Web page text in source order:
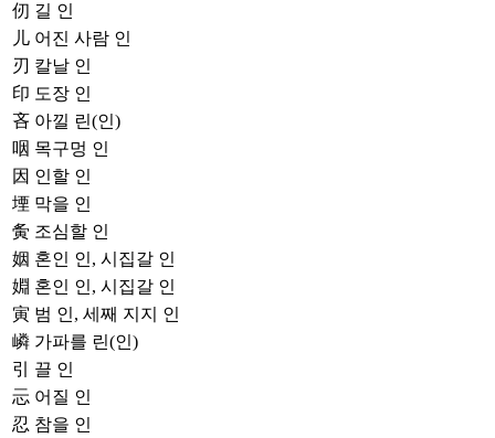
仞 길 인
儿 어진 사람 인
刃 칼날 인
印 도장 인
吝 아낄 린(인)
咽 목구멍 인
因 인할 인
堙 막을 인
夤 조심할 인
姻 혼인 인, 시집갈 인
婣 혼인 인, 시집갈 인
寅 범 인, 세째 지지 인
嶙 가파를 린(인)
引
끌 인
忈 어질 인
忍 참을 인